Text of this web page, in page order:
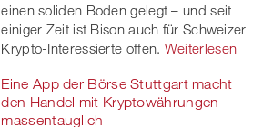
einen soliden Boden gelegt – und seit
einiger Zeit ist Bison auch für Schweizer
Krypto-Interessierte offen. Weiterlesen
Eine App der Börse Stuttgart macht
den Handel mit Kryptowährungen
massentauglich